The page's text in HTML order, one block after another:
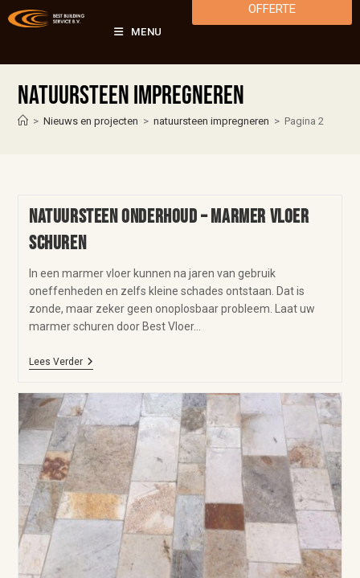
MENU
OFFERTE
natuursteen impregneren
> Nieuws en projecten > natuursteen impregneren > Pagina 2
Natuursteen onderhoud – marmer vloer
schuren
In een marmer vloer kunnen na jaren van gebruik
oneffenheden en zelfs kleine schades ontstaan. Dat is
zonde, maar zeker geen onoplosbaar probleem. Laat uw
marmer schuren door Best Vloer…
Lees Verder